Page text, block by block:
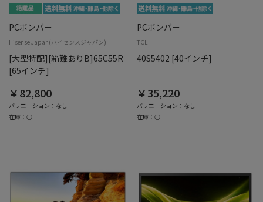
PCボンバー
Hisense Japan(ハイセンスジャパン)
[大型特配][箱難ありB]65C55R
[65インチ]
￥82,800
バリエーション：なし
在庫：○
PCボンバー
TCL
40S5402 [40インチ]
￥35,220
バリエーション：なし
在庫：○